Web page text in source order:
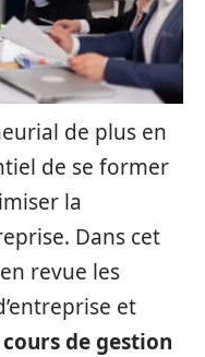
de plus en
de se former
la
Dans cet
revue les
et
cours de gestion